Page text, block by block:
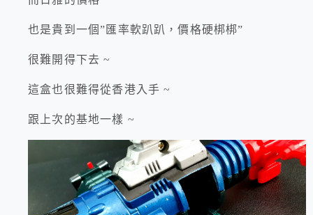
也是貴到一個”匯率軟趴趴，價格硬梆梆”
很難開得下去 ~
這盒也很難得從香港入手 ~
跟上次的基地一樣 ~